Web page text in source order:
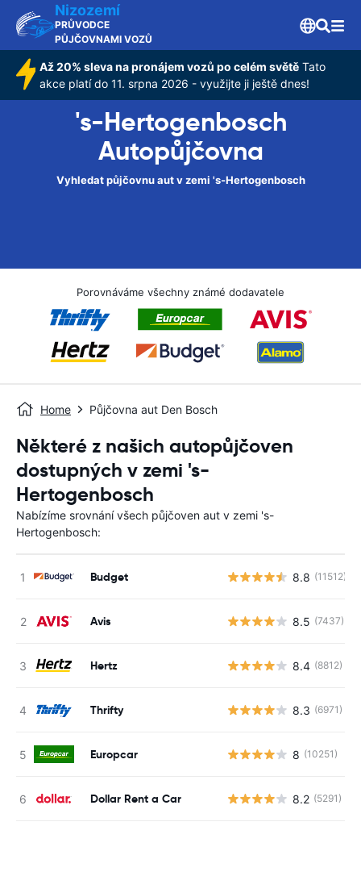
Nizozemí
PRŮVODCE
PŮJČOVNAMI VOZŮ
Až 20% sleva na pronájem vozů po celém světě Tato
akce platí do 11. srpna 2026 - využijte ji ještě dnes!
's-Hertogenbosch
Autopůjčovna
Vyhledat půjčovnu aut v zemi 's-Hertogenbosch
Porovnáváme všechny známé dodavatele
Home Půjčovna aut Den Bosch
Některé z našich autopůjčoven
dostupných v zemi 's-
Hertogenbosch
Nabízíme srovnání všech půjčoven aut v zemi 's-
Hertogenbosch:
Budget 8.8 (11512)
Avis 8.5 (7437)
Hertz 8.4 (8812)
Thrifty 8.3 (6971)
Europcar 8 (10251)
Dollar Rent a Car 8.2 (5291)